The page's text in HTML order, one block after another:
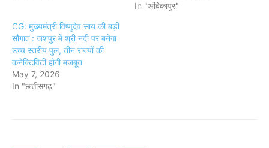
In "अंबिकापुर"
CG: मुख्यमंत्री विष्णुदेव साय की बड़ी
सौगात': जशपुर में श्री नदी पर बनेगा
उच्च स्तरीय पुल, तीन राज्यों की
कनेक्टिविटी होगी मजबूत
May 7, 2026
In "छत्तीसगढ़"